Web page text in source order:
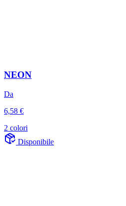
NEON
Da
6,58 €
2 colori
Disponibile